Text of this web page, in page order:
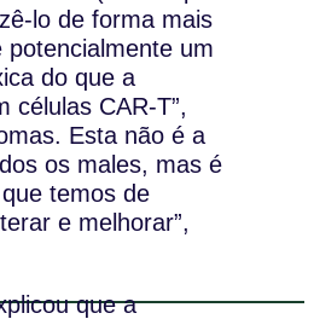
lo de forma mais
potencialmente um
do que a
células CAR-T”,
Esta não é a
os males, mas é
temos de
e melhorar”,
que a